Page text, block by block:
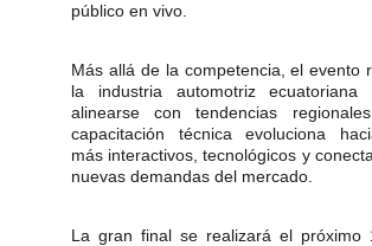
público en vivo.
Más allá de la competencia, el evento
la industria automotriz ecuatoriana
alinearse con tendencias
capacitación técnica evoluciona
más interactivos, tecnológicos y
nuevas demandas del mercado.
La gran final se realizará el próximo